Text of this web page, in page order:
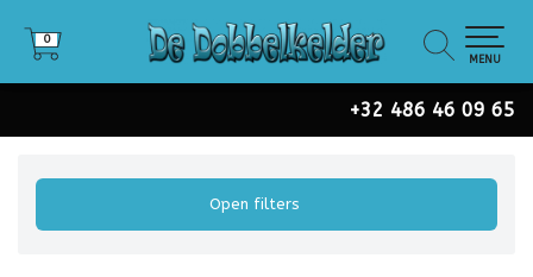
+32 486 46 09 65
0
0
MENU
Open filters